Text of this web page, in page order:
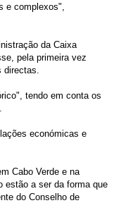
e complexos",
da Caixa
pela primeira vez
tendo em conta os
económicas e
Cabo Verde e na
estão a ser da forma que
do Conselho de